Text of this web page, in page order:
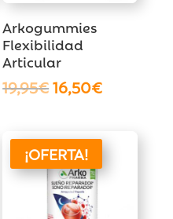
Arkogummies
Flexibilidad
Articular
19,95€El
era:
19,95€.
16,50€El
es:
16,50€.
¡OFERTA!